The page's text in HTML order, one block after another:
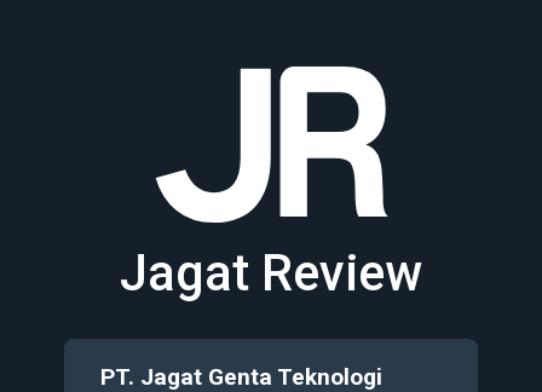
Jagat Review
PT. Jagat Genta Teknologi